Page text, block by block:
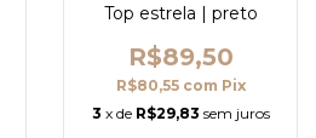
Top estrela | preto
R$89,50
R$80,55 com Pix
3 x de R$29,83 sem juros